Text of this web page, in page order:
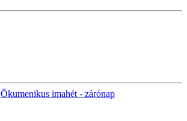
Ökumenikus imahét - zárónap